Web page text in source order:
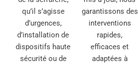
qu’il s’agisse
d’urgences,
d’installation de
dispositifs haute
sécurité ou de
garantissons des
interventions
rapides,
efficaces et
adaptées à